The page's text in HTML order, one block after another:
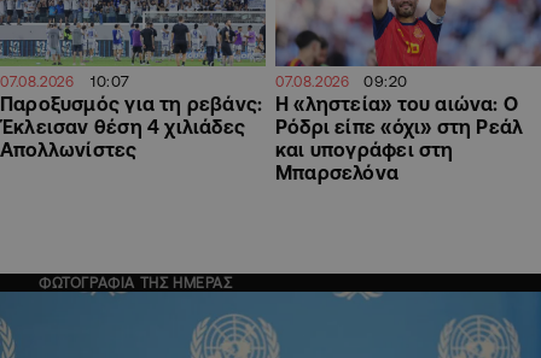
07.08.2026 10:07
Παροξυσμός για τη ρεβάνς:
Έκλεισαν θέση 4 χιλιάδες
Απολλωνίστες
07.08.2026 09:20
Η «ληστεία» του αιώνα: Ο
Ρόδρι είπε «όχι» στη Ρεάλ
και υπογράφει στη
Μπαρσελόνα
ΦΩΤΟΓΡΑΦΙΑ ΤΗΣ ΗΜΕΡΑΣ